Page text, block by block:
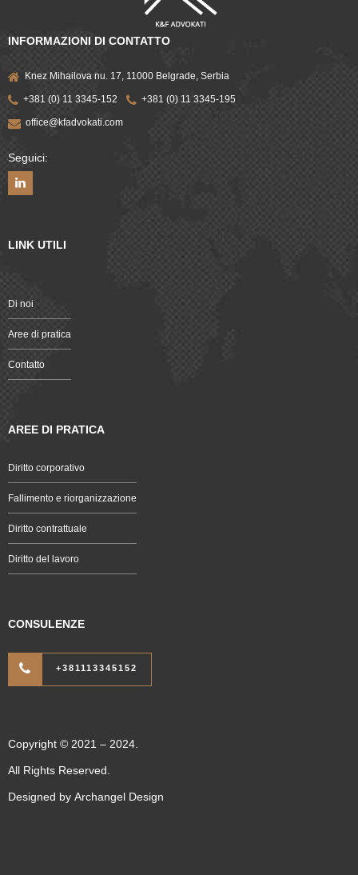
INFORMAZIONI DI CONTATTO
Knez Mihailova nu. 17, 11000 Belgrade, Serbia
+381 (0) 11 3345-152 +381 (0) 11 3345-195
office@kfadvokati.com
Seguici:
LINK UTILI
Di noi
Aree di pratica
Contatto
AREE DI PRATICA
Diritto corporativo
Fallimento e riorganizzazione
Diritto contrattuale
Diritto del lavoro
CONSULENZE
+381113345152
Copyright © 2021 – 2024.
All Rights Reserved.
Designed by Archangel Design